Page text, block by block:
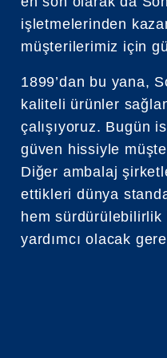
işletmelerinden
müşterilerimiz için
1899’dan bu yana,
kaliteli ürünler
çalışıyoruz. Bugün
güven hissiyle
Diğer ambalaj
ettikleri dünya
hem sürdürülebilirlik
yardımcı olacak